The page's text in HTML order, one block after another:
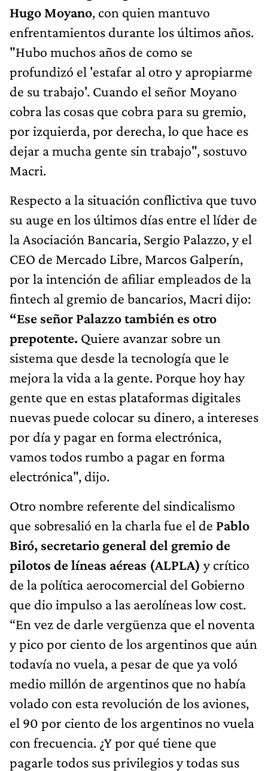
Hugo Moyano, con quien mantuvo
enfrentamientos durante los últimos años.
"Hubo muchos años de como se
profundizó el 'estafar al otro y apropiarme
de su trabajo'. Cuando el señor Moyano
cobra las cosas que cobra para su gremio,
por izquierda, por derecha, lo que hace es
dejar a mucha gente sin trabajo", sostuvo
Macri.
Respecto a la situación conflictiva que tuvo
su auge en los últimos días entre el líder de
la Asociación Bancaria, Sergio Palazzo, y el
CEO de Mercado Libre, Marcos Galperín,
por la intención de afiliar empleados de la
fintech al gremio de bancarios, Macri dijo:
“Ese señor Palazzo también es otro
prepotente. Quiere avanzar sobre un
sistema que desde la tecnología que le
mejora la vida a la gente. Porque hoy hay
gente que en estas plataformas digitales
nuevas puede colocar su dinero, a intereses
por día y pagar en forma electrónica,
vamos todos rumbo a pagar en forma
electrónica", dijo.
Otro nombre referente del sindicalismo
que sobresalió en la charla fue el de Pablo
Biró, secretario general del gremio de
pilotos de líneas aéreas (ALPLA) y crítico
de la política aerocomercial del Gobierno
que dio impulso a las aerolíneas low cost.
“En vez de darle vergüenza que el noventa
y pico por ciento de los argentinos que aún
todavía no vuela, a pesar de que ya voló
medio millón de argentinos que no había
volado con esta revolución de los aviones,
el 90 por ciento de los argentinos no vuela
con frecuencia. ¿Y por qué tiene que
pagarle todos sus privilegios y todas sus